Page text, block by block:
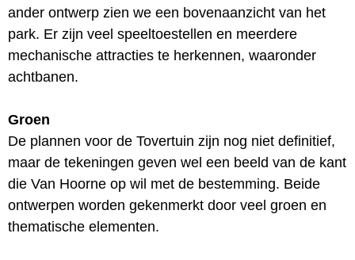
ander ontwerp zien we een bovenaanzicht van het
park. Er zijn veel speeltoestellen en meerdere
mechanische attracties te herkennen, waaronder
achtbanen.
Groen
De plannen voor de Tovertuin zijn nog niet definitief,
maar de tekeningen geven wel een beeld van de kant
die Van Hoorne op wil met de bestemming. Beide
ontwerpen worden gekenmerkt door veel groen en
thematische elementen.